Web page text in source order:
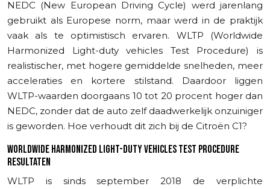
NEDC (New European Driving Cycle) werd jarenlang
gebruikt als Europese norm, maar werd in de praktijk
vaak als te optimistisch ervaren. WLTP (Worldwide
Harmonized Light-duty vehicles Test Procedure) is
realistischer, met hogere gemiddelde snelheden, meer
acceleraties en kortere stilstand. Daardoor liggen
WLTP-waarden doorgaans 10 tot 20 procent hoger dan
NEDC, zonder dat de auto zelf daadwerkelijk onzuiniger
is geworden. Hoe verhoudt dit zich bij de Citroën C1?
WORLDWIDE HARMONIZED LIGHT-DUTY VEHICLES TEST PROCEDURE
RESULTATEN
WLTP is sinds september 2018 de verplichte